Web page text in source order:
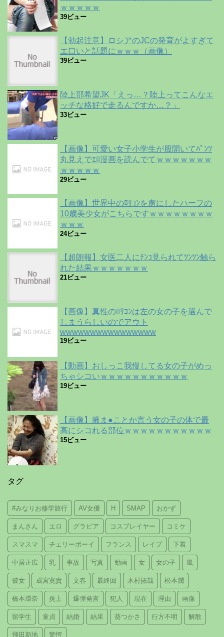
ｗｗｗｗｗ
39ビュー
【勃起注意】ロシアのJCの発育がよすぎて
エ口いと話題にｗｗｗ（画像）
39ビュー
陸上部希望JK「えっ…？陸上ってこんなエ
ッチな格好で走るんですか…？」
33ビュー
【画像】可愛い女子小学生が股開いてﾊﾟﾝﾂ
丸見えでｴﾛ漫画を読んでてｗｗｗｗｗｗｗ
ｗｗｗｗｗ
29ビュー
【画像】世界中のﾛﾘｺﾝを虜にしたハーフの
10歳美少女がこちらですｗｗｗｗｗｗｗｗ
ｗｗｗ
24ビュー
【超朗報】女医二人にﾁﾝｺ見られてﾂﾝﾂﾝ触ら
れた結果ｗｗｗｗｗｗｗ
21ビュー
【画像】真性のﾛﾘｺﾝは左の女の子を選んで
しまうらしいのでアウト
wwwwwwwwwwwwwwww
19ビュー
【動画】おしっこ我慢してる女の子がめっ
ちゃシコいｗｗｗｗｗｗｗｗｗｗｗ
19ビュー
【画像】腋ま●ことか言う女の子の体で最
高にシコれる部位ｗｗｗｗｗｗｗｗｗｗｗ
15ビュー
タグ
#みなりお修学旅行 AV女優 H SMAP おかず
まんさん エロ グラビア コスプレイヤー コミケ
スマスマ チェリーボーイ フランス レイプ 下着
中居正広 乳 事故 写真 動画 女 女の子 嵐
彼女 成宮寛貴 文春 最終回 木村拓哉 松本潤
橋本環奈 炎上 爆弾発言 犯人 現在 理由 画像
留学生 童貞 結婚 結果 葵つかさ 行方不明 解散
飛田新地 驚愕